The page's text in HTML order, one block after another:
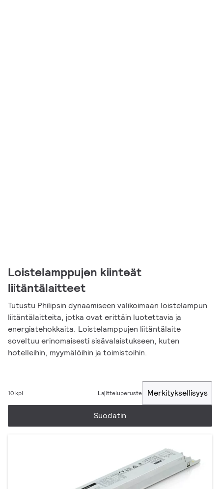
Loistelamppujen kiinteät
liitäntälaitteet
Tutustu Philipsin dynaamiseen valikoimaan loistelampun
liitäntälaitteita, jotka ovat erittäin luotettavia ja
energiatehokkaita. Loistelamppujen liitäntälaite
soveltuu erinomaisesti sisävalaistukseen, kuten
hotelleihin, myymälöihin ja toimistoihin.
10 kpl Lajitteluperuste Merkityksellisyys
Suodatin